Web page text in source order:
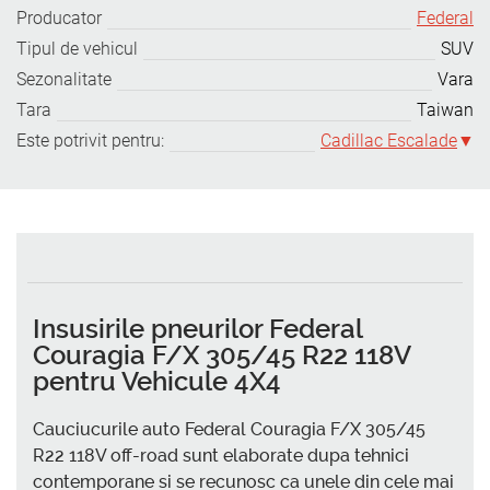
Producator
Federal
Tipul de vehicul
SUV
Sezonalitate
Vara
Tara
Taiwan
Este potrivit pentru:
Cadillac Escalade
Insusirile pneurilor Federal
Couragia F/X 305/45 R22 118V
pentru Vehicule 4X4
Cauciucurile auto Federal Couragia F/X 305/45
R22 118V off-road sunt elaborate dupa tehnici
contemporane si se recunosc ca unele din cele mai